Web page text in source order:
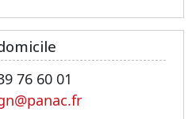
76 60 01